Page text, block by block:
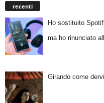
recenti
Ho sostituito
ma ho rinunciato
Girando come